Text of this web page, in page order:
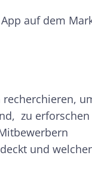
auf dem
zu erforschen
und